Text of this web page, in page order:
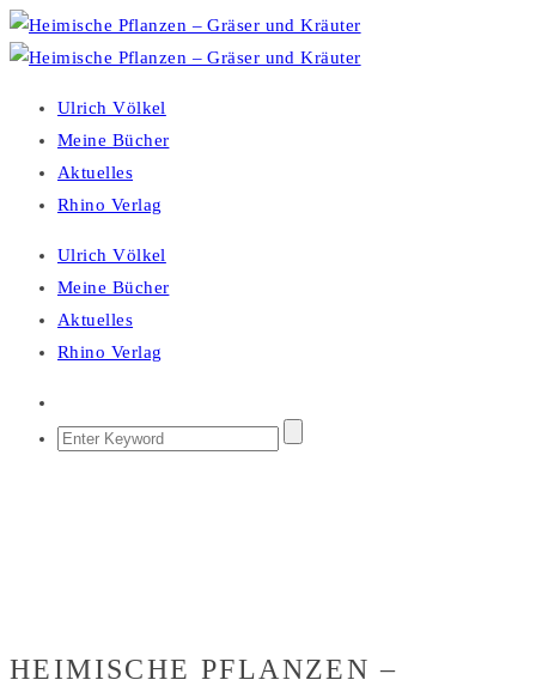
Ulrich Völkel
Meine Bücher
Aktuelles
Rhino Verlag
Ulrich Völkel
Meine Bücher
Aktuelles
Rhino Verlag
HEIMISCHE PFLANZEN –